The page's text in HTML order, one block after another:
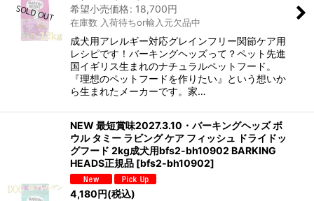
希望小売価格: 18,700円
在庫数 入荷待ちor輸入元欠品中
成犬用アレルギー対応グレインフリー関節ケア用
レシピです！バーキングヘッズって？ペット先進
国イギリス生まれのナチュラルペットフード。
『理想のペットフードを作りたい』という想いか
ら生まれたメーカーです。家…
NEW 最短賞味2027.3.10・バーキングヘッズ ボ
ウル タミー ラビング ケア フィッシュ ドライドッ
グフード 2kg成犬用bfs2-bh10902 BARKING
HEADS正規品 [bfs2-bh10902]
4,180円(税込)